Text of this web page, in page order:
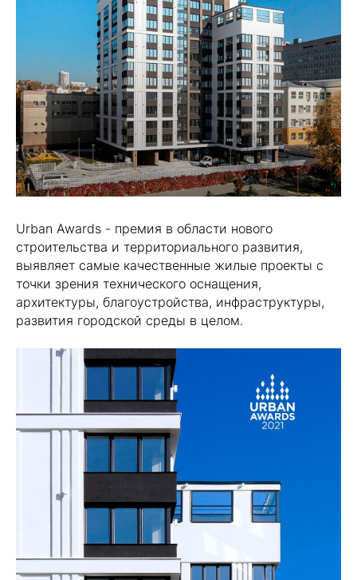
Urban Awards - премия в области нового
строительства и территориального развития,
выявляет самые качественные жилые проекты с
точки зрения технического оснащения,
архитектуры, благоустройства, инфраструктуры,
развития городской среды в целом.